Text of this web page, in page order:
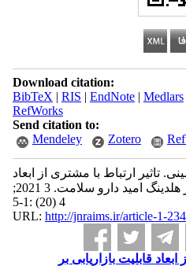
Download citation:
BibTeX | RIS | EndNote| Medlars
RefWorks
Send citation to:
Mendeley
Zotero
تاثیر ارتباط با مشتری از ابعاد
قابلیت بازاریابی بر برندسازی در هلدینگ امید دارو سلامت. 3 2021;
4 (20) :1-5
URL: http://jnraims.ir/article-1-
قابلیت بازاریابی بر